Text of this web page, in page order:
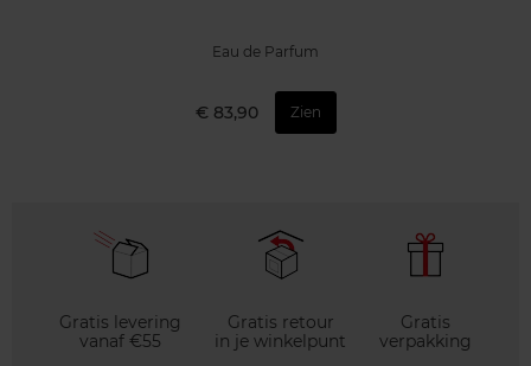
Eau de Parfum
€ 83,90 Zien
Gratis levering
vanaf €55
Gratis retour
in je winkelpunt
Gratis
verpakking